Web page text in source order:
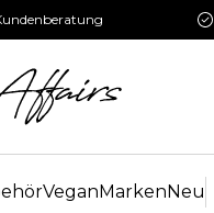
VeganMarkenNeu